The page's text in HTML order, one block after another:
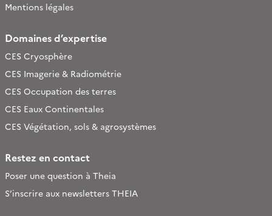
Mentions légales
Domaines d’expertise
CES Cryosphère
CES Imagerie & Radiométrie
CES Occupation des terres
CES Eaux Continentales
CES Végétation, sols & agrosystèmes
Restez en contact
Poser une question à Theia
S’inscrire aux newsletters THEIA